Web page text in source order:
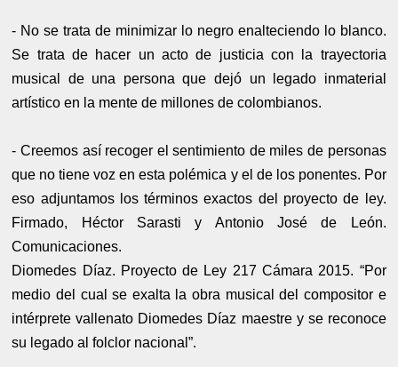
- No se trata de minimizar lo negro enalteciendo lo blanco.
Se trata de hacer un acto de justicia con la trayectoria
musical de una persona que dejó un legado inmaterial
artístico en la mente de millones de colombianos.
- Creemos así recoger el sentimiento de miles de personas
que no tiene voz en esta polémica y el de los ponentes. Por
eso adjuntamos los términos exactos del proyecto de ley.
Firmado, Héctor Sarasti y Antonio José de León.
Comunicaciones.
Diomedes Díaz. Proyecto de Ley 217 Cámara 2015. “Por
medio del cual se exalta la obra musical del compositor e
intérprete vallenato Diomedes Díaz maestre y se reconoce
su legado al folclor nacional”.